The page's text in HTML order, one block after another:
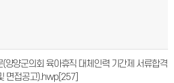
(양양군의회 육아휴직 대체인력 기간제 서류합격
면접공고).hwp [257]